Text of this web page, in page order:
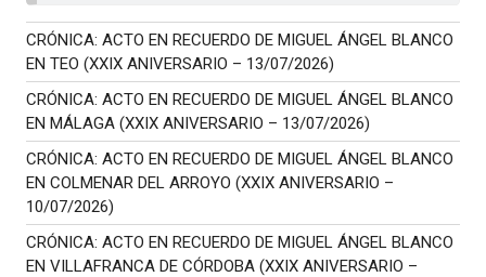
CRÓNICA: ACTO EN RECUERDO DE MIGUEL ÁNGEL BLANCO
EN TEO (XXIX ANIVERSARIO – 13/07/2026)
CRÓNICA: ACTO EN RECUERDO DE MIGUEL ÁNGEL BLANCO
EN MÁLAGA (XXIX ANIVERSARIO – 13/07/2026)
CRÓNICA: ACTO EN RECUERDO DE MIGUEL ÁNGEL BLANCO
EN COLMENAR DEL ARROYO (XXIX ANIVERSARIO –
10/07/2026)
CRÓNICA: ACTO EN RECUERDO DE MIGUEL ÁNGEL BLANCO
EN VILLAFRANCA DE CÓRDOBA (XXIX ANIVERSARIO –